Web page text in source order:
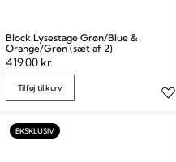
Block Lysestage Grøn/Blue &
Orange/Grøn (sæt af 2)
419,00 kr.
Tilføj til kurv